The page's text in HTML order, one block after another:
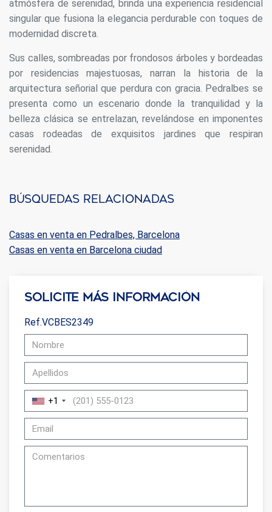
atmósfera de serenidad, brinda una experiencia residencial
singular que fusiona la elegancia perdurable con toques de
modernidad discreta.
Sus calles, sombreadas por frondosos árboles y bordeadas
por residencias majestuosas, narran la historia de la
arquitectura señorial que perdura con gracia. Pedralbes se
presenta como un escenario donde la tranquilidad y la
belleza clásica se entrelazan, revelándose en imponentes
casas rodeadas de exquisitos jardines que respiran
serenidad.
Búsquedas relacionadas
Casas en venta en Pedralbes, Barcelona
Casas en venta en Barcelona ciudad
Solicite más información
Ref.VCBES2349
+1
instalación de las mismas. El usuario tiene la posibilidad
de configurar su navegador pudiendo, si así lo desea,
impedir que sean instaladas en su disco duro, aunque
deberá tener en cuenta que dicha acción podrá ocasionar
Analíticas y personalización
Permiten realizar el seguimiento y análisis del
comportamiento de los usuarios de este sitio web. La
información recogida mediante este tipo de cookies se
utiliza en la medición de la actividad de la web para la
elaboración de perfiles de navegación de los usuarios con
el fin de introducir mejoras en función del análisis de los
datos de uso que hacen los usuarios del servicio. Permiten
Estas cookies son utilizadas para almacenar información
sobre las preferencias y elecciones personales del usuario
a través de la observación continuada de sus hábitos de